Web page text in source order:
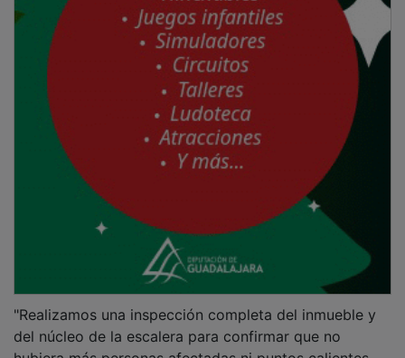
"Realizamos una inspección completa del inmueble y
del núcleo de la escalera para confirmar que no